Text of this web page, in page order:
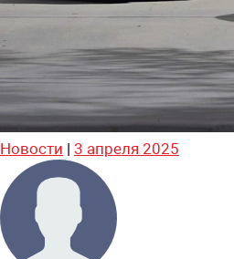
Новости | 3 апреля 2025